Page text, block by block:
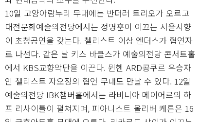
10일 고양아람누리 무대에는 반더러 트리오가 오르고
대전문화예술의전당에서는 정명훈이 이끄는 서울시향
이 초청공연을 갖는다. 첼리스트 이상 엔더스가 협연자
로 나선다. 같은 날 키스 바클스가 예술의전당 콘서트홀
에서 KBS교향악단을 이끈다. 뮌헨 ARD콩쿠르 우승자
인 첼리스트 자오징의 협연 무대도 만날 수 있다. 12일
예술의전당 IBK챔버홀에서는 라비니아 메이어르의 하
프 리사이틀이 펼쳐지며, 피아니스트 올리버 케른은 16